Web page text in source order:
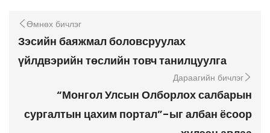
Өмнөх бичлэг
Зэсийн баяжмал боловсруулах
үйлдвэрийн төслийн товч танилцуулга
Дараагийн бичлэг
“Монгол Улсын Олборлох салбарын
сургалтын цахим портал”-ыг албан ёсоор